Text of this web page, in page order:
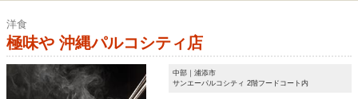
洋食
極味や 沖縄パルコシティ店
中部｜浦添市
サンエーパルコシティ 2階フードコート内